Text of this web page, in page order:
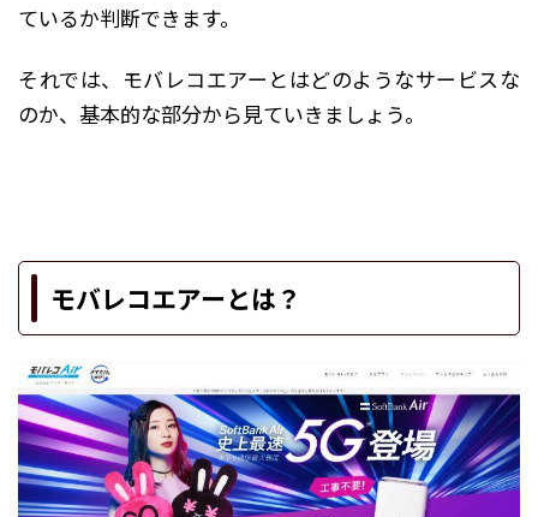
ているか判断できます。
それでは、モバレコエアーとはどのようなサービスな
のか、基本的な部分から見ていきましょう。
モバレコエアーとは？